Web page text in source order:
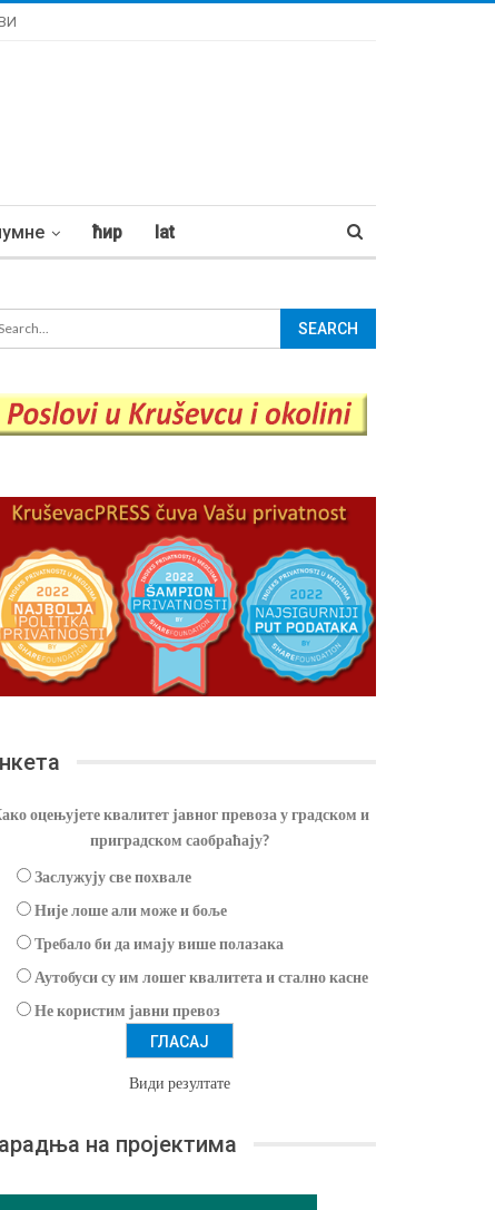
ћир lat
оцењујете квалитет јавног превоза у градском и
приградском саобраћају?
Заслужују све похвале
Није лоше али може и боље
Требало би да имају више полазака
Аутобуси су им лошег квалитета и стално касне
Не користим јавни превоз
Види резултате
на пројектима